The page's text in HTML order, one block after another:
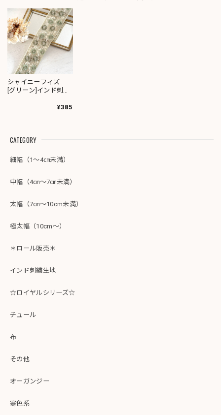
シャイニーフィズ
[グリーン]インド刺繍
¥385
CATEGORY
細幅（1～4㎝未満）
中幅（4㎝～7㎝未満）
太幅（7㎝～10cm未満）
極太幅（10cm～）
＊ロール販売＊
インド刺繍生地
☆ロイヤルシリーズ☆
チュール
布
その他
オーガンジー
寒色系